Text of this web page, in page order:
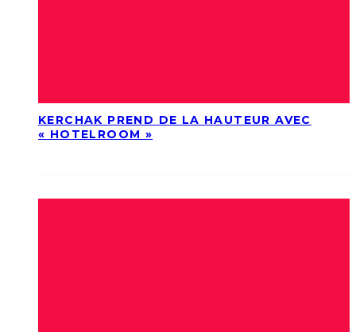
KERCHAK PREND DE LA HAUTEUR AVEC
« HOTELROOM »